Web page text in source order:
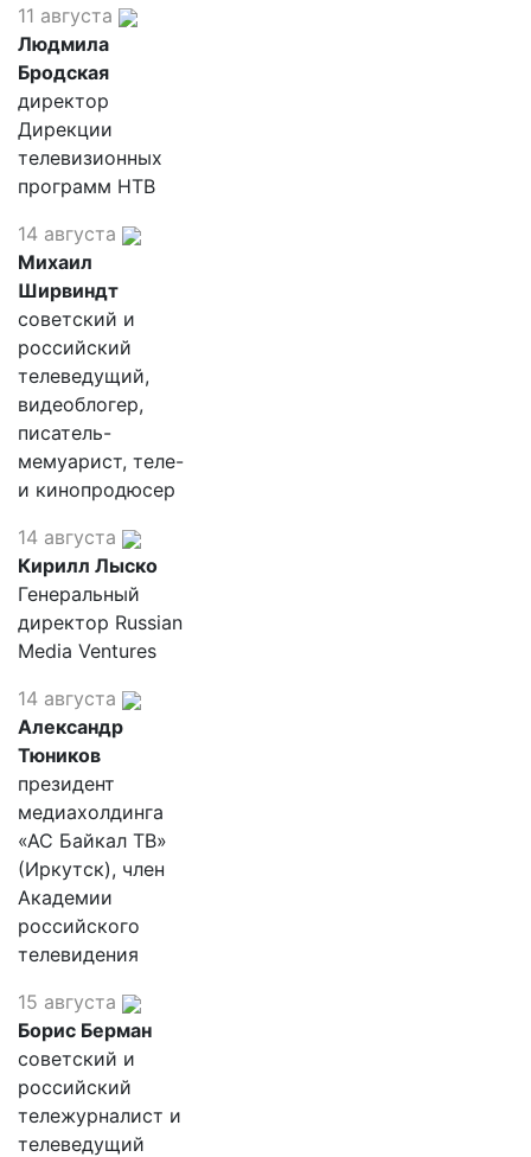
11 августа
Людмила
Бродская
директор
Дирекции
телевизионных
программ НТВ
14 августа
Михаил
Ширвиндт
советский и
российский
телеведущий,
видеоблогер,
писатель-
мемуарист, теле-
и кинопродюсер
14 августа
Кирилл Лыско
Генеральный
директор Russian
Media Ventures
14 августа
Александр
Тюников
президент
медиахолдинга
«АС Байкал ТВ»
(Иркутск), член
Академии
российского
телевидения
15 августа
Борис Берман
советский и
российский
тележурналист и
телеведущий